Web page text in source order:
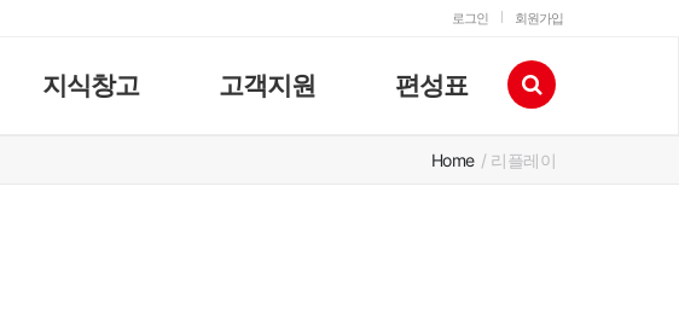
로그인 회원가입
지식창고 고객지원 편성표
Home / 리플레이